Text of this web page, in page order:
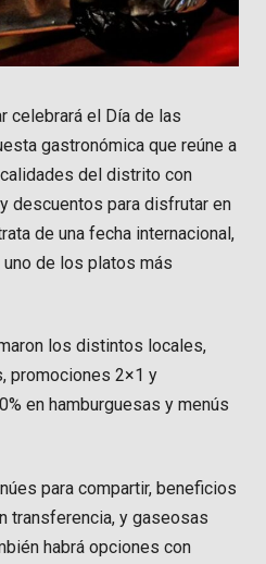
celebrará el Día de las
gastronómica que reúne a
del distrito con
descuentos para disfrutar en
de una fecha internacional,
uno de los platos más
los distintos locales,
promociones 2×1 y
en hamburguesas y menús
para compartir, beneficios
transferencia, y gaseosas
habrá opciones con